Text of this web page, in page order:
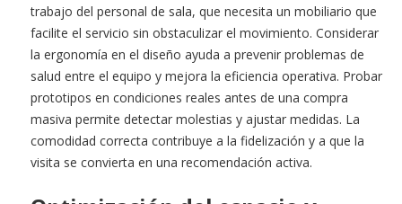
trabajo del personal de sala, que necesita un mobiliario que
facilite el servicio sin obstaculizar el movimiento. Considerar
la ergonomía en el diseño ayuda a prevenir problemas de
salud entre el equipo y mejora la eficiencia operativa. Probar
prototipos en condiciones reales antes de una compra
masiva permite detectar molestias y ajustar medidas. La
comodidad correcta contribuye a la fidelización y a que la
visita se convierta en una recomendación activa.